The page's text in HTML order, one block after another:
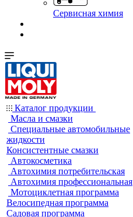
Сервисная химия
Каталог продукции
Масла и смазки
Специальные автомобильные
жидкости
Консистентные смазки
Автокосметика
Автохимия потребительская
Автохимия профессиональная
Мотоциклетная программа
Велосипедная программа
Садовая программа